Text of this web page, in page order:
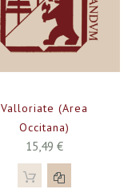
Valloriate (Area
Occitana)
15,49 €